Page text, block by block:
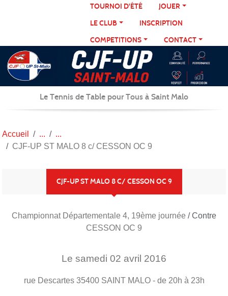
TOURNOI D'ÉTÉ
JOUER
LE CLUB
INSCRIPTION
COMPETITIONS
CONTACT
Le Tennis de Table pour Tous à Saint Malo
Accueil
CJF-UP ST MALO 8 c/ CESSON OC 9
CJF-UP ST MALO 8 C/ CESSON OC 9
Championnat Départementale 4, 19ème journée / Contre
CESSON OC 9
Le samedi 02 avril 2016
rue Descartes 35400 SAINT MALO - de 20h à 23h
Panneau de gestion des cookies